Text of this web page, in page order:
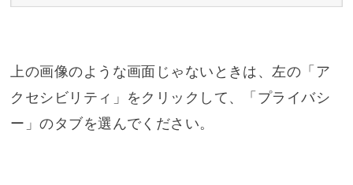
上の画像のような画面じゃないときは、左の「ア
クセシビリティ」をクリックして、「プライバシ
ー」のタブを選んでください。